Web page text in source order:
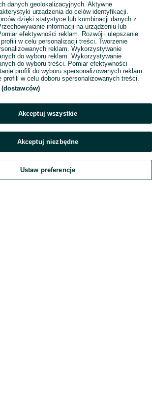
List it Chat My OLX
Dodaj Czat Konto
danych geolokalizacyjnych. Aktywne
urządzenia do celów identyfikacji.
dzięki statystyce lub kombinacji danych z
informacji na urządzeniu lub
efektywności reklam. Rozwój i ulepszanie
profili w celu personalizacji treści. Tworzenie
reklam. Wykorzystywanie
do wyboru reklam. Wykorzystywanie
do wyboru treści. Pomiar efektywności
profili do wyboru spersonalizowanych reklam.
profili w celu doboru spersonalizowanych treści.
Akceptuj wszystkie
Akceptuj niezbędne
Ustaw preferencje